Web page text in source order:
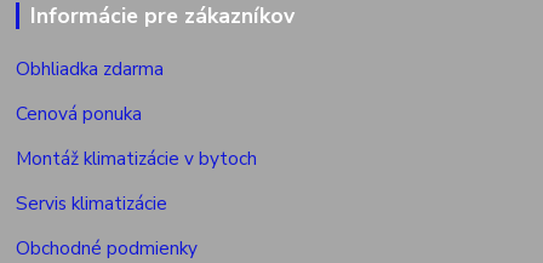
Informácie pre zákazníkov
Obhliadka zdarma
Cenová ponuka
Montáž klimatizácie v bytoch
Servis klimatizácie
Obchodné podmienky